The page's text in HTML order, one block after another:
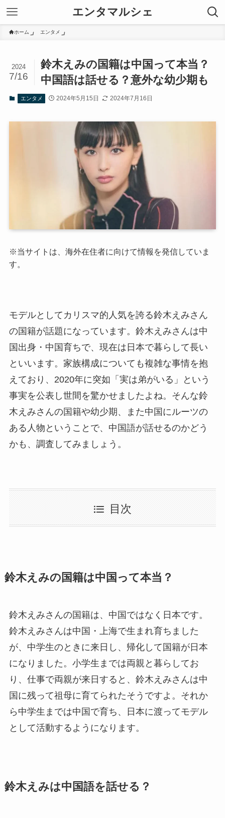
エンタマルシェ
ホーム エンタメ
鈴木えみの国籍は中国って本当？
中国語は話せる？意外な幼少期も
2024
7/16
エンタメ 2024年5月15日 2024年7月16日
※当サイトは、海外在住者に向けて情報を発信していま
す。
モデルとしてカリスマ的人気を誇る鈴木えみさん
の国籍が話題になっています。鈴木えみさんは中
国出身・中国育ちで、現在は日本で暮らして長い
といいます。家族構成についても複雑な事情を抱
えており、 2020年に突如「実は弟がいる」という
事実を公表し世間を驚かせましたよね。そんな鈴
木えみさんの国籍や幼少期、また中国にルーツの
ある人物ということで、中国語が話せるのかどう
かも、調査してみましょう。
目次
鈴木えみの国籍は中国って本当？
鈴木えみさんの国籍は、中国ではなく日本です。
鈴木えみさんは中国・上海で生まれ育ちました
が、中学生のときに来日し、帰化して国籍が日本
になりました。小学生までは両親と暮らしてお
り、仕事で両親が来日すると、鈴木えみさんは中
国に残って祖母に育てられたそうですよ。それか
ら中学生までは中国で育ち、日本に渡ってモデル
として活動するようになります。
鈴木えみは中国語を話せる？